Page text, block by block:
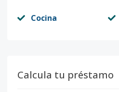
Cocina
Calcula tu préstamo